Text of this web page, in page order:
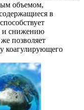
объемом,
в
и снижению
позволяет
коагулирующего